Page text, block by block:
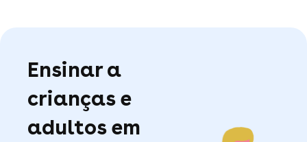
Ensinar a
crianças e
adultos em